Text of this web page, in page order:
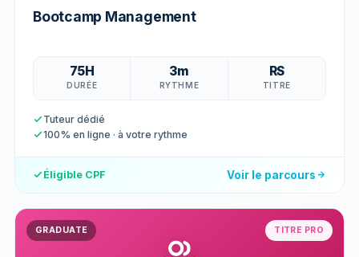
Bootcamp Management
75H
DURÉE
3m
RYTHME
RS
TITRE
Tuteur dédié
100% en ligne · à votre rythme
Éligible CPF Voir le parcours
GRADUATE TITRE PRO